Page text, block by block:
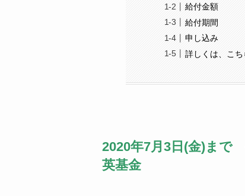
給付金額
給付期間
申し込み
詳しくは、こち
2020年7月3日(金)まで
英基金